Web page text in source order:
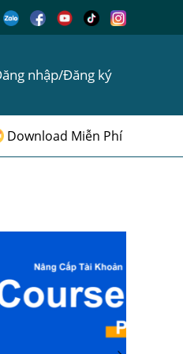
nhập/Đăng ký
Download Miễn Phí